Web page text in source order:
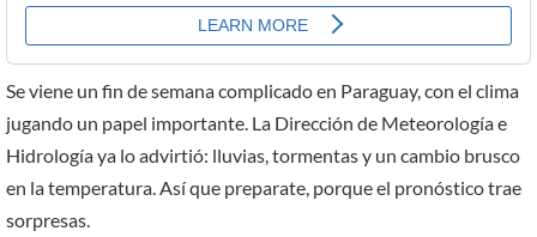
Se viene un fin de semana complicado en Paraguay, con el clima
jugando un papel importante. La Dirección de Meteorología e
Hidrología ya lo advirtió: lluvias, tormentas y un cambio brusco
en la temperatura. Así que preparate, porque el pronóstico trae
sorpresas.